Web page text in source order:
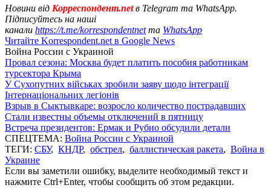
Новини від Корреспондент.netв Telegram та WhatsApp.
Підписуйтесь на наші
канали https://t.me/korrespondentnetта WhatsApp
Читайте Korrespondent.net в Google News
Война России с Украиной
Провал сезона: Москва будет платить пособия работникам
турсектора Крыма
У Сухопутних військах зробили заяву щодо інтеграції
Інтернаціональних легіонів
Взрыв в Сыктывкаре: возросло количество пострадавших
Стали известны объемы отключений в пятницу
Встреча президентов: Ермак и Рубио обсудили детали
СПЕЦТЕМА: Война России с Украиной
ТЕГИ: СБУ, КНДР, обстрел, баллистическая ракета, Война в
Украине
Если вы заметили ошибку, выделите необходимый текст и
нажмите Ctrl+Enter, чтобы сообщить об этом редакции.